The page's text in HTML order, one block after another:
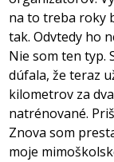
na to treba roky
tak. Odvtedy ho
Nie som ten typ.
dúfala, že teraz
kilometrov za
natrénované.
Znova som
moje